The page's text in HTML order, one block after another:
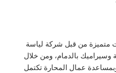
متميزة من قبل شركة لياسة
وسيراميك بالدمام، ومن خلال
عمال المحارة تكتمل